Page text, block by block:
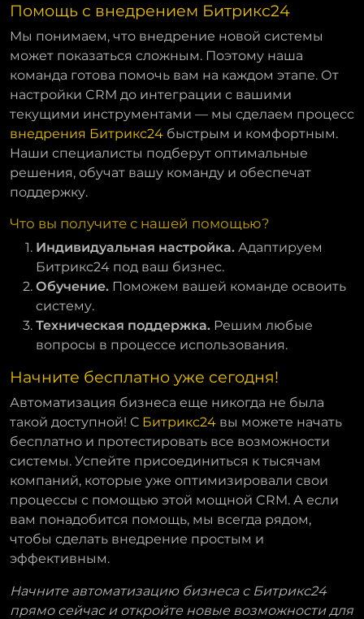
Помощь с внедрением Битрикс24
Мы понимаем, что внедрение новой системы
может показаться сложным. Поэтому наша
команда готова помочь вам на каждом этапе. От
настройки CRM до интеграции с вашими
текущими инструментами — мы сделаем процесс
внедрения Битрикс24 быстрым и комфортным.
Наши специалисты подберут оптимальные
решения, обучат вашу команду и обеспечат
поддержку.
Что вы получите с нашей помощью?
Индивидуальная настройка. Адаптируем
Битрикс24 под ваш бизнес.
Обучение. Поможем вашей команде освоить
систему.
Техническая поддержка. Решим любые
вопросы в процессе использования.
Начните бесплатно уже сегодня!
Автоматизация бизнеса еще никогда не была
такой доступной! С Битрикс24 вы можете начать
бесплатно и протестировать все возможности
системы. Успейте присоединиться к тысячам
компаний, которые уже оптимизировали свои
процессы с помощью этой мощной CRM. А если
вам понадобится помощь, мы всегда рядом,
чтобы сделать внедрение простым и
эффективным.
Начните автоматизацию бизнеса с Битрикс24
прямо сейчас и откройте новые возможности для